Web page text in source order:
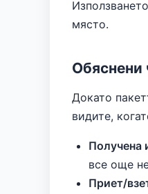
място.
Обяснени
Докато
видите,
Получена
все още
Приет/